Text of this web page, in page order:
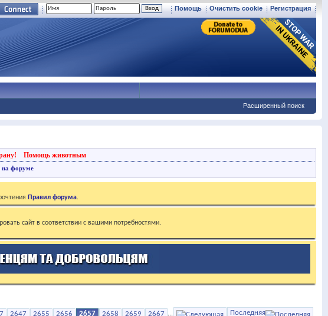
Регистрация
Очистить cookie
Помощь
Расширенный поиск
Помощь животным
на форуме
Правил форума.
сайт в соответствии с вашими потребностями.
2647 2655 2656 2657 2658 2659 2667 ... Последняя